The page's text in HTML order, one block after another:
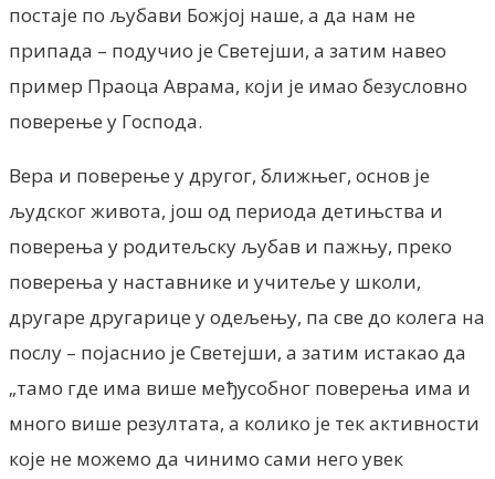
постаје по љубави Божјој наше, а да нам не
припада – подучио је Светејши, а затим навео
пример Праоца Аврама, који је имао безусловно
поверење у Господа.
Вера и поверење у другог, ближњег, основ је
људског живота, још од периода детињства и
поверења у родитељску љубав и пажњу, преко
поверења у наставнике и учитеље у школи,
другаре другарице у одељењу, па све до колега на
послу – појаснио је Светејши, а затим истакао да
„тамо где има више међусобног поверења има и
много више резултата, а колико је тек активности
које не можемо да чинимо сами него увек